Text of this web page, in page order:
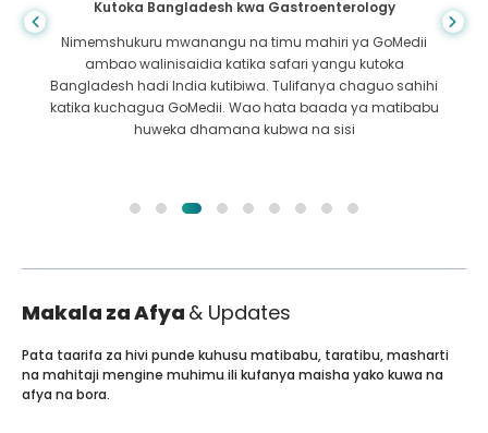
Kutoka Bangladesh kwa Gastroenterology
Nimemshukuru mwanangu na timu mahiri ya GoMedii
ambao walinisaidia katika safari yangu kutoka
Bangladesh hadi India kutibiwa. Tulifanya chaguo sahihi
katika kuchagua GoMedii. Wao hata baada ya matibabu
huweka dhamana kubwa na sisi
Makala za Afya & Updates
Pata taarifa za hivi punde kuhusu matibabu, taratibu, masharti
na mahitaji mengine muhimu ili kufanya maisha yako kuwa na
afya na bora.